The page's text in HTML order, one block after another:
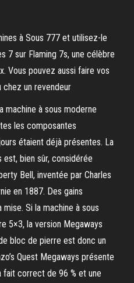
à Sous 777 et utilisez-le
7 sur Flaming 7s, une célèbre
Vous pouvez aussi faire vos
chez un revendeur
machine à sous moderne
les composantes
étaient déjà présentes. La
bien sûr, considérée
Bell, inventée par Charles
en 1887. Des gains
Si la machine à sous
5×3, la version Megaways
bloc de pierre est donc un
Quest Megaways présente
fait correct de 96 % et une